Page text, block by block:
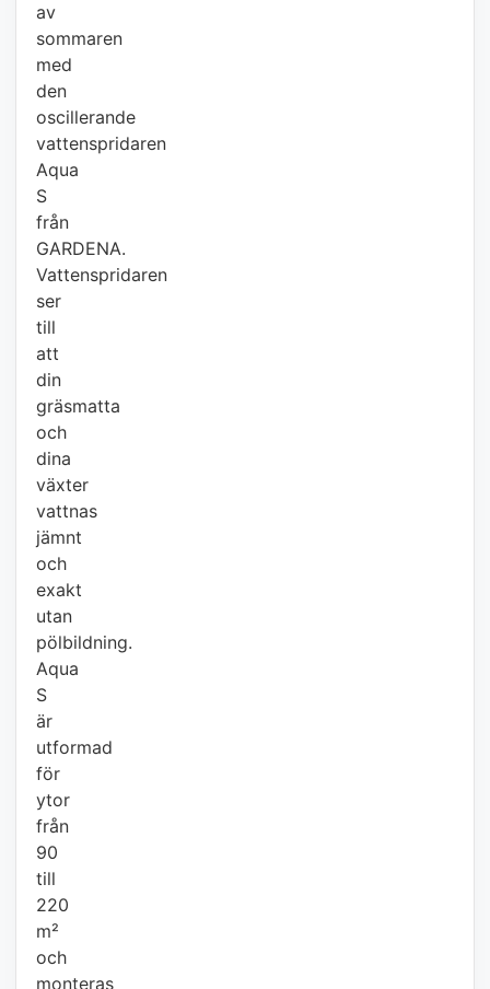
av
sommaren
med
den
oscillerande
vattenspridaren
Aqua
S
från
GARDENA.
Vattenspridaren
ser
till
att
din
gräsmatta
och
dina
växter
vattnas
jämnt
och
exakt
utan
pölbildning.
Aqua
S
är
utformad
för
ytor
från
90
till
220
m²
och
monteras